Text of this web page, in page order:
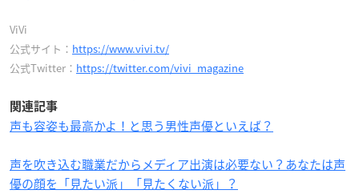
ViVi
公式サイト： https://www.vivi.tv/
公式Twitter： https://twitter.com/vivi_magazine
関連記事
声も容姿も最高かよ！と思う男性声優といえば？
声を吹き込む職業だからメディア出演は必要ない？あなたは声
優の顔を「見たい派」「見たくない派」？